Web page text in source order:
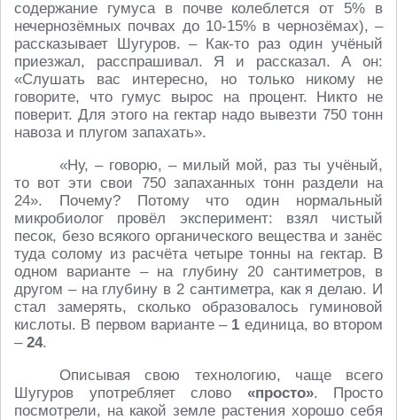
содержание гумуса в почве колеблется от 5% в
нечернозёмных почвах до 10-15% в чернозёмах), –
рассказывает Шугуров. – Как-то раз один учёный
приезжал, расспрашивал. Я и рассказал. А он:
«Слушать вас интересно, но только никому не
говорите, что гумус вырос на процент. Никто не
поверит. Для этого на гектар надо вывезти 750 тонн
навоза и плугом запахать».
«Ну, – говорю, – милый мой, раз ты учёный,
то вот эти свои 750 запаханных тонн раздели на
24». Почему? Потому что один нормальный
микробиолог провёл эксперимент: взял чистый
песок, безо всякого органического вещества и занёс
туда солому из расчёта четыре тонны на гектар. В
одном варианте – на глубину 20 сантиметров, в
другом – на глубину в 2 сантиметра, как я делаю. И
стал замерять, сколько образовалось гуминовой
кислоты. В первом варианте – 1 единица, во втором
– 24.
Описывая свою технологию, чаще всего
Шугуров употребляет слово «просто». Просто
посмотрели, на какой земле растения хорошо себя